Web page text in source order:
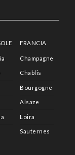
FRANCIA
Champagne
Chablis
Bourgogne
Alsaze
Loira
Sauternes